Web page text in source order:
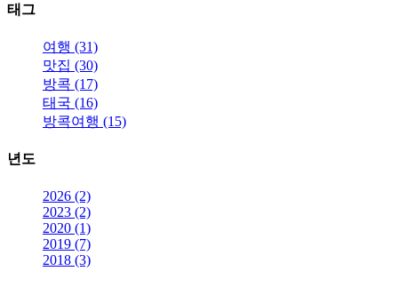
태그
여행 (31)
맛집 (30)
방콕 (17)
태국 (16)
방콕여행 (15)
년도
2026 (2)
2023 (2)
2020 (1)
2019 (7)
2018 (3)